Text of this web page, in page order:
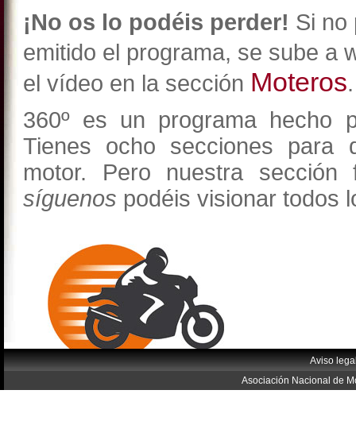
¡No os lo podéis perder! Si no
emitido el programa, se sube a
el vídeo en la sección Moteros.
360º es un programa hecho
Tienes ocho secciones para
motor. Pero nuestra
síguenos podéis visionar todos
Aviso
Asociación Nacional de